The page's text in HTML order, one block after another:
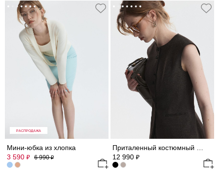
РАСПРОДАЖА
Мини-юбка из хлопка
3 590 ₽ 6 990₽
Приталенный костюмный жилет
12 990 ₽